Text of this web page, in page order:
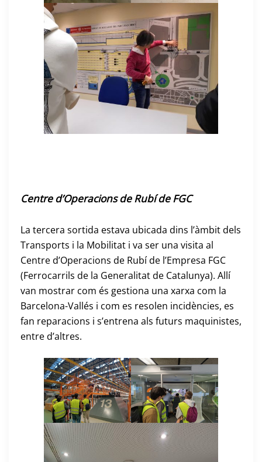
Centre d’Operacions de Rubí de FGC
La tercera sortida estava ubicada dins l’àmbit dels
Transports i la Mobilitat i va ser una visita al
Centre d’Operacions de Rubí de l’Empresa FGC
(Ferrocarrils de la Generalitat de Catalunya). Allí
van mostrar com és gestiona una xarxa com la
Barcelona-Vallés i com es resolen incidències, es
fan reparacions i s’entrena als futurs maquinistes,
entre d’altres.